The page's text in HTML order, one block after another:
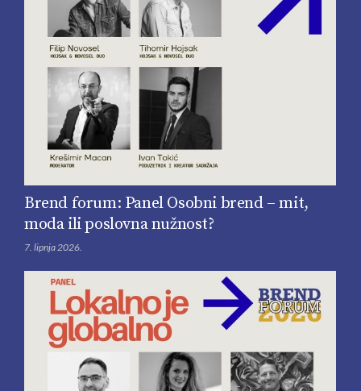
Brend forum: Panel Osobni brend – mit,
moda ili poslovna nužnost?
7. lipnja 2026.